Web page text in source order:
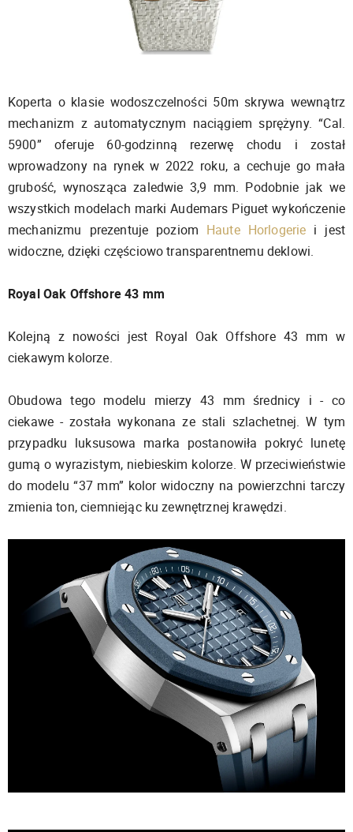
Koperta o klasie wodoszczelności 50m skrywa wewnątrz
mechanizm z automatycznym naciągiem sprężyny. “Cal.
5900” oferuje 60-godzinną rezerwę chodu i został
wprowadzony na rynek w 2022 roku, a cechuje go mała
grubość, wynosząca zaledwie 3,9 mm. Podobnie jak we
wszystkich modelach marki Audemars Piguet wykończenie
mechanizmu prezentuje poziom Haute Horlogerie i jest
widoczne, dzięki częściowo transparentnemu deklowi.
Royal Oak Offshore 43 mm
Kolejną z nowości jest Royal Oak Offshore 43 mm w
ciekawym kolorze.
Obudowa tego modelu mierzy 43 mm średnicy i - co
ciekawe - została wykonana ze stali szlachetnej. W tym
przypadku luksusowa marka postanowiła pokryć lunetę
gumą o wyrazistym, niebieskim kolorze. W przeciwieństwie
do modelu “37 mm” kolor widoczny na powierzchni tarczy
zmienia ton, ciemniejąc ku zewnętrznej krawędzi.